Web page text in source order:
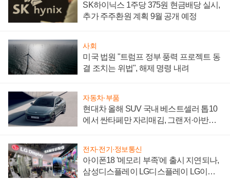
SK하이닉스 1주당 375원 현금배당 실시,
추가 주주환원 계획 9월 공개 예정
사회
미국 법원 "트럼프 정부 풍력 프로젝트 동
결 조치는 위법", 해제 명령 내려
자동차·부품
현대차 올해 SUV 국내 베스트셀러 톱10
에서 싼타페만 자리매김, 그랜저·아반떼
전자·전기·정보통신
아이폰18 '메모리 부족'에 출시 지연되나,
삼성디스플레이 LG디스플레이 LG이노